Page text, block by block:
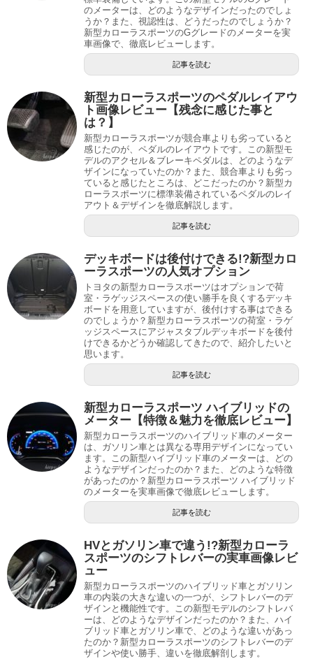
のメーターは、どのようなデザインだったのでしょ
うか？また、視認性は、どうだったのでしょうか？
新型カローラスポーツのGグレードのメーターを実
車画像で、徹底レビューします。
記事を読む
新型カローラスポーツのペダルレイアウ
ト画像レビュー【残念に感じた事と
は？】
新型カローラスポーツが競合車よりも劣っていると
感じたのが、ペダルのレイアウトです。この新型モ
デルのアクセル＆ブレーキペダルは、どのようなデ
ザインになっていたのか？また、競合車よりも劣っ
ていると感じたところは、どこだったのか？新型カ
ローラスポーツに標準装備されているペダルのレイ
アウト＆デザインを徹底解説します。
記事を読む
デッキボードは後付けできる!?新型カロ
ーラスポーツの人気オプション
トヨタの新型カローラスポーツはオプションで荷
室・ラゲッジスペースの使い勝手を良くするデッキ
ボードを用意していますが、後付けする事はできる
のでしょうか？新型カローラスポーツの荷室・ラゲ
ッジスペースにアジャスタブルデッキボードを後付
けできるかどうか確認してきたので、紹介したいと
思います。
記事を読む
新型カローラスポーツ ハイブリッドの
メーター【特徴＆魅力を徹底レビュー】
新型カローラスポーツのハイブリッド車のメーター
は、ガソリン車とは異なる専用デザインになってい
ます。この新型ハイブリッド車のメーターは、どの
ようなデザインだったのか？また、どのような特徴
があったのか？新型カローラスポーツ ハイブリッド
のメーターを実車画像で徹底レビューします。
記事を読む
HVとガソリン車で違う!?新型カローラ
スポーツのシフトレバーの実車画像レビ
ュー
新型カローラスポーツのハイブリッド車とガソリン
車の内装の大きな違いの一つが、シフトレバーのデ
ザインと機能性です。この新型モデルのシフトレバ
ーは、どのようなデザインだったのか？また、ハイ
ブリッド車とガソリン車で、どのような違いがあっ
たのか？新型カローラスポーツのシフトレバーのデ
ザインや使い勝手、違いを徹底解剖します。